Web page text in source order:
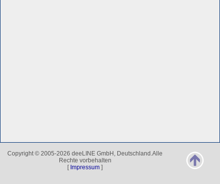
Copyright © 2005-2026 deeLINE GmbH, Deutschland.Alle
Rechte vorbehalten
[ Impressum ]